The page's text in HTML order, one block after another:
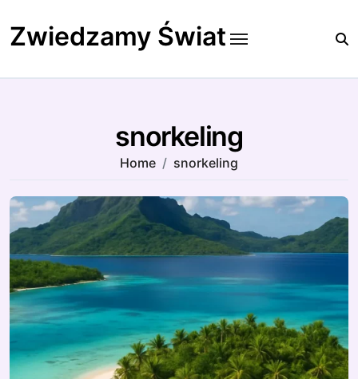
to
content
Zwiedzamy Świat
snorkeling
Home snorkeling